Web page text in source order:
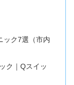
ック7選（市内
ク｜Qスイッ